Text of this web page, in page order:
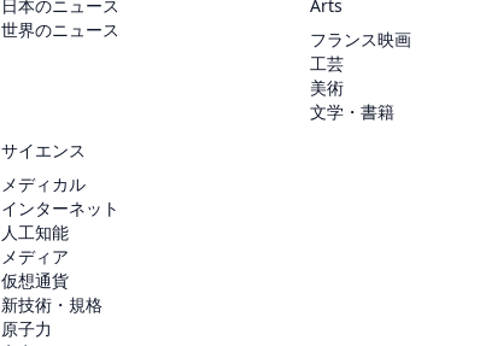
日本のニュース
世界のニュース
Arts
フランス映画
工芸
美術
文学・書籍
サイエンス
メディカル
インターネット
人工知能
メディア
仮想通貨
新技術・規格
原子力